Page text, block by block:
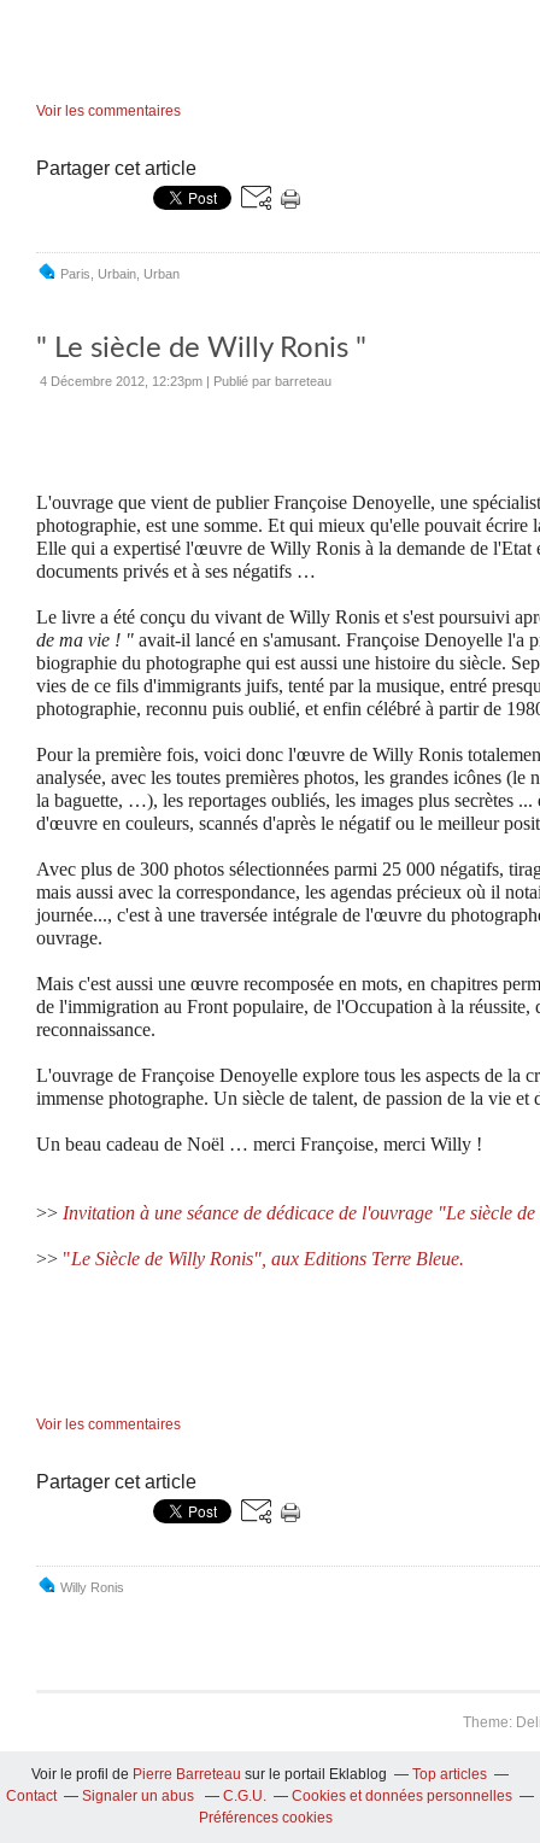
Voir les commentaires
Partager cet article
Paris Urbain Urban
" Le siècle de Willy Ronis "
4 Décembre 2012, 12:23pm Publié par barreteau
L'ouvrage que vient de publier Françoise Denoyelle, une
photographie, est une somme. Et qui mieux qu'elle pouvait
Elle qui a expertisé l'œuvre de Willy Ronis à la demande de l'Etat
documents privés et à ses négatifs …
Le livre a été conçu du vivant de Willy Ronis et s'est poursuivi
de ma vie ! " avait-il lancé en s'amusant. Françoise Denoyelle l'a
biographie du photographe qui est aussi une histoire du siècle.
vies de ce fils d'immigrants juifs, tenté par la musique, entré
photographie, reconnu puis oublié, et enfin célébré à partir de
Pour la première fois, voici donc l'œuvre de Willy Ronis
analysée, avec les toutes premières photos, les grandes icônes (le
la baguette, …), les reportages oubliés, les images plus secrètes ...
d'œuvre en couleurs, scannés d'après le négatif ou le meilleur
Avec plus de 300 photos sélectionnées parmi 25 000 négatifs,
mais aussi avec la correspondance, les agendas précieux où il
journée..., c'est à une traversée intégrale de l'œuvre du
ouvrage.
Mais c'est aussi une œuvre recomposée en mots, en chapitres
de l'immigration au Front populaire, de l'Occupation à la réussite,
reconnaissance.
L'ouvrage de Françoise Denoyelle explore tous les aspects de la
immense photographe. Un siècle de talent, de passion de la vie
Un beau cadeau de Noël … merci Françoise, merci Willy !
>> Invitation à une séance de dédicace de l'ouvrage "Le siècle
>> "Le Siècle de Willy Ronis", aux Editions Terre Bleue.
Voir les commentaires
Partager cet article
Willy Ronis
Theme:
Voir le profil de Pierre Barreteau sur le portail Eklablog
Top articles
Contact
Signaler un abus C.G.U.
Cookies et données personnelles
Préférences cookies